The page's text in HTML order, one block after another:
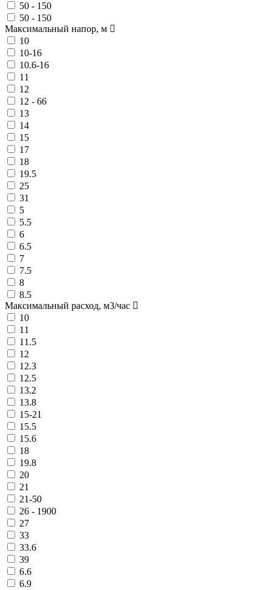
50 - 150
50 - 150
Максимальный напор, м
10
10-16
10.6-16
11
12
12 - 66
13
14
15
17
18
19.5
25
31
5
5.5
6
6.5
7
7.5
8
8.5
Максимальный расход, м3/час
10
11
11.5
12
12.3
12.5
13.2
13.8
15-21
15.5
15.6
18
19.8
20
21
21-50
26 - 1900
27
33
33.6
39
6.6
6.9